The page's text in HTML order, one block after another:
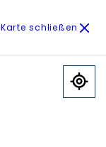
Karte schließen